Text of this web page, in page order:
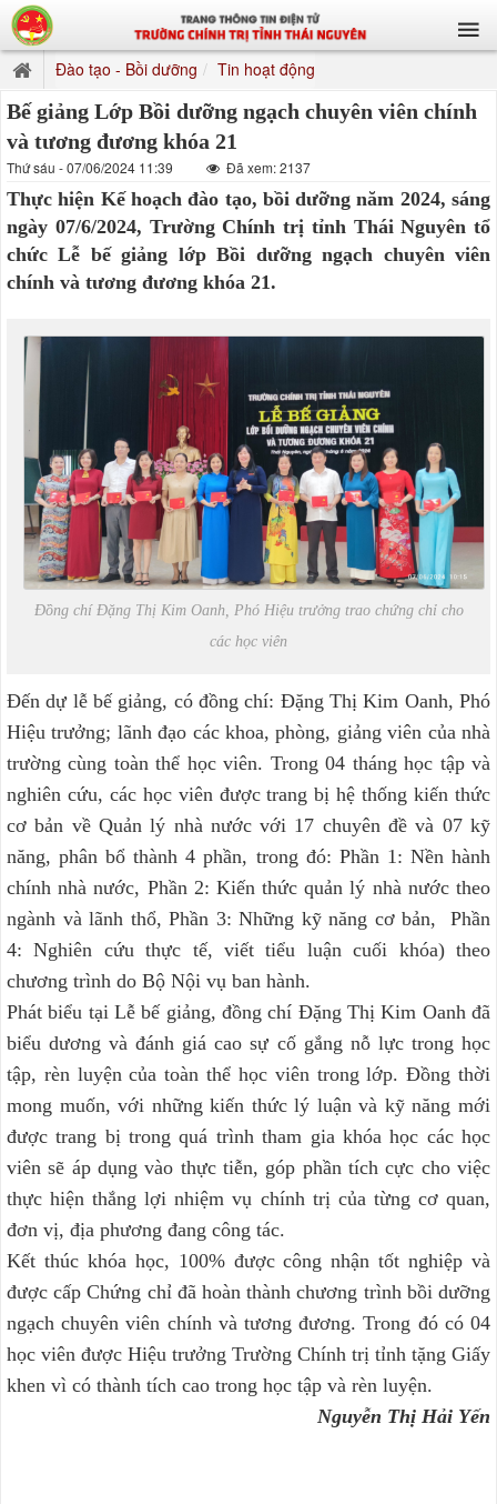
Đào tạo - Bồi dưỡng Tin hoạt động
Bế giảng Lớp Bồi dưỡng ngạch chuyên viên chính
và tương đương khóa 21
Thứ sáu - 07/06/2024 11:39 Đã xem: 2137
Thực hiện Kế hoạch đào tạo, bồi dưỡng năm 2024, sáng
ngày 07/6/2024, Trường Chính trị tỉnh Thái Nguyên tổ
chức Lễ bế giảng lớp Bồi dưỡng ngạch chuyên viên
chính và tương đương khóa 21.
Đồng chí Đặng Thị Kim Oanh, Phó Hiệu trưởng trao chứng chỉ cho
các học viên
Đến dự lễ bế giảng, có đồng chí: Đặng Thị Kim Oanh, Phó
Hiệu trưởng; lãnh đạo các khoa, phòng, giảng viên của nhà
trường cùng toàn thể học viên. Trong 04 tháng học tập và
nghiên cứu, các học viên được trang bị hệ thống kiến thức
cơ bản về Quản lý nhà nước với 17 chuyên đề và 07 kỹ
năng, phân bổ thành 4 phần, trong đó: Phần 1: Nền hành
chính nhà nước, Phần 2: Kiến thức quản lý nhà nước theo
ngành và lãnh thổ, Phần 3: Những kỹ năng cơ bản, Phần
4: Nghiên cứu thực tế, viết tiểu luận cuối khóa) theo
chương trình do Bộ Nội vụ ban hành.
Phát biểu tại Lễ bế giảng, đồng chí Đặng Thị Kim Oanh đã
biểu dương và đánh giá cao sự cố gắng nỗ lực trong học
tập, rèn luyện của toàn thể học viên trong lớp. Đồng thời
mong muốn, với những kiến thức lý luận và kỹ năng mới
được trang bị trong quá trình tham gia khóa học các học
viên sẽ áp dụng vào thực tiễn, góp phần tích cực cho việc
thực hiện thắng lợi nhiệm vụ chính trị của từng cơ quan,
đơn vị, địa phương đang công tác.
Kết thúc khóa học, 100% được công nhận tốt nghiệp và
được cấp Chứng chỉ đã hoàn thành chương trình bồi dưỡng
ngạch chuyên viên chính và tương đương. Trong đó có 04
học viên được Hiệu trưởng Trường Chính trị tỉnh tặng Giấy
khen vì có thành tích cao trong học tập và rèn luyện.
Nguyễn Thị Hải Yến